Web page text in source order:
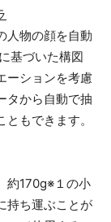
人物の顔を自動
基づいた構図
ーションを考慮
タから自動で抽
もできます。
約170g※１の小
持ち運ぶことが